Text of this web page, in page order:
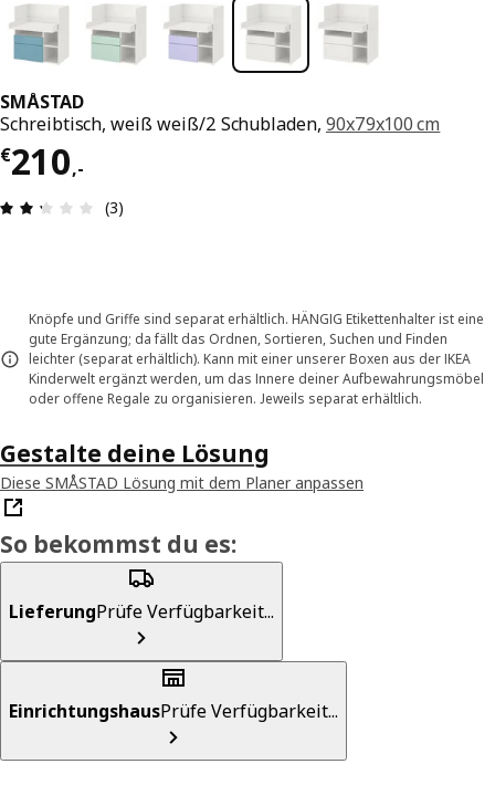
SMÅSTAD
Schreibtisch, weiß weiß/2 Schubladen, 90x79x100 cm
€210,-
Preis € 210,-
Produktbewertung: 2.3 von 5 Sterne Alle
(3)
Knöpfe und Griffe sind separat erhältlich. HÄNGIG Etikettenhalter ist eine
gute Ergänzung; da fällt das Ordnen, Sortieren, Suchen und Finden
leichter (separat erhältlich). Kann mit einer unserer Boxen aus der IKEA
Kinderwelt ergänzt werden, um das Innere deiner Aufbewahrungsmöbel
oder offene Regale zu organisieren. Jeweils separat erhältlich.
Gestalte deine Lösung
Diese SMÅSTAD Lösung mit dem Planer anpassen
So bekommst du es:
LieferungPrüfe Verfügbarkeit...
EinrichtungshausPrüfe Verfügbarkeit...